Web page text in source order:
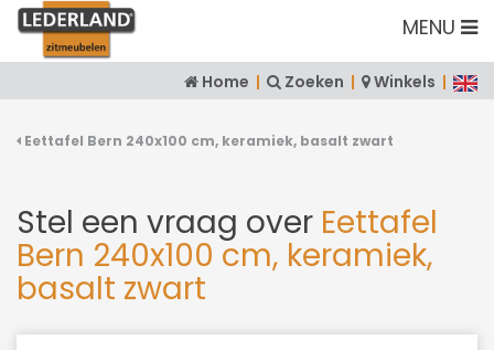
MENU
Home | Zoeken | Winkels |
Eettafel Bern 240x100 cm, keramiek, basalt zwart
Stel een vraag over Eettafel
Bern 240x100 cm, keramiek,
basalt zwart